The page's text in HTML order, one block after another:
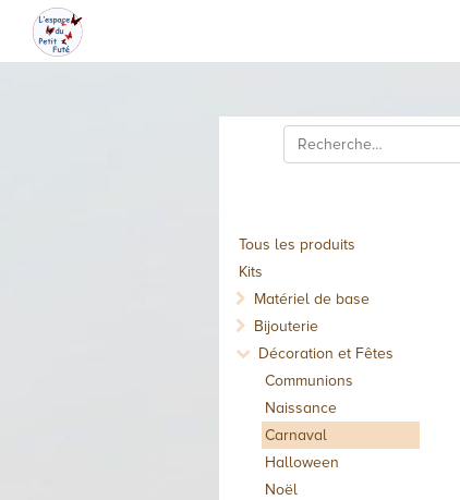
Tous les produits
Kits
Matériel de base
Bijouterie
Décoration et Fêtes
Communions
Naissance
Carnaval
Halloween
Noël